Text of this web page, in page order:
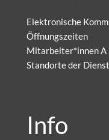
Elektronische
Öffnungszeiten
Mitarbeiter*innen A
Standorte der
Info